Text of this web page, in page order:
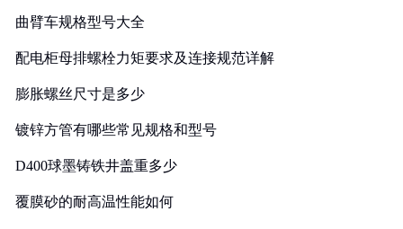
曲臂车规格型号大全
配电柜母排螺栓力矩要求及连接规范详解
膨胀螺丝尺寸是多少
镀锌方管有哪些常见规格和型号
D400球墨铸铁井盖重多少
覆膜砂的耐高温性能如何